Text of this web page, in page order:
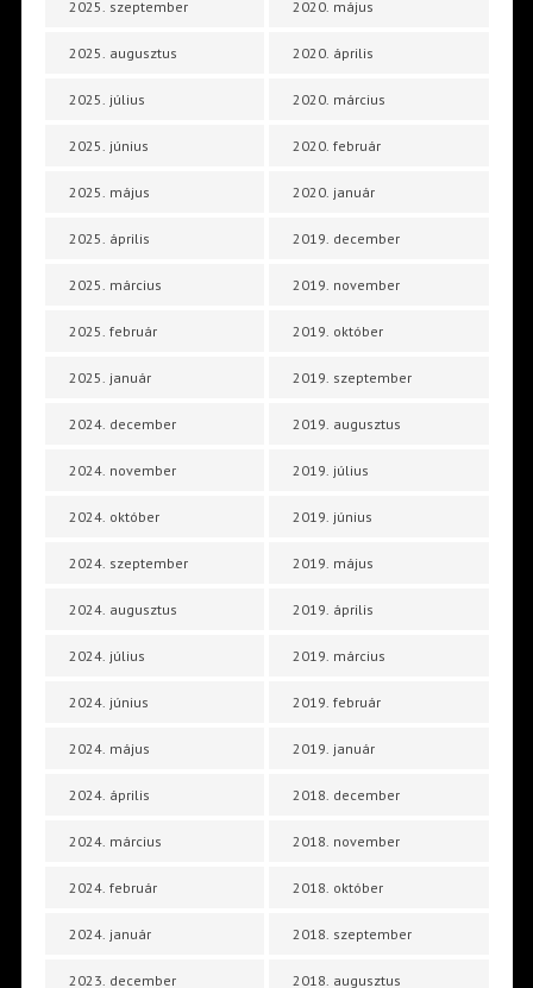
2025. szeptember
2025. augusztus
2025. július
2025. június
2025. május
2025. április
2025. március
2025. február
2025. január
2024. december
2024. november
2024. október
2024. szeptember
2024. augusztus
2024. július
2024. június
2024. május
2024. április
2024. március
2024. február
2024. január
2023. december
2020. május
2020. április
2020. március
2020. február
2020. január
2019. december
2019. november
2019. október
2019. szeptember
2019. augusztus
2019. július
2019. június
2019. május
2019. április
2019. március
2019. február
2019. január
2018. december
2018. november
2018. október
2018. szeptember
2018. augusztus